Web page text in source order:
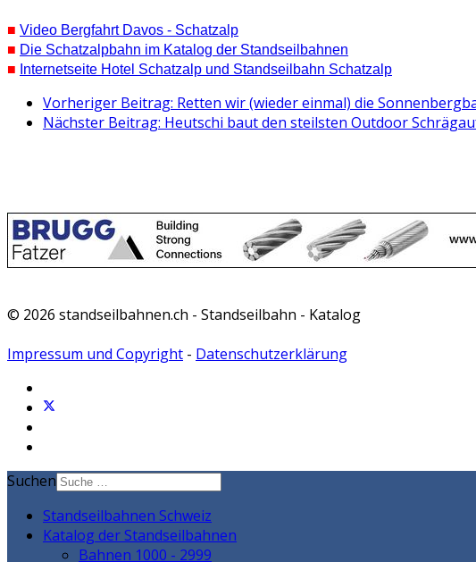
■ Video Bergfahrt Davos - Schatzalp
■ Die Schatzalpbahn im Katalog der Standseilbahnen
■ Internetseite Hotel Schatzalp und Standseilbahn Schatzalp
Vorheriger Beitrag: Retten wir (wieder einmal) die
Nächster Beitrag: Heutschi baut den steilsten Outdoor
© 2026 standseilbahnen.ch - Standseilbahn - Katalog
Impressum und Copyright - Datenschutzerklärung
Suchen
Standseilbahnen Schweiz
Katalog der Standseilbahnen
Bahnen 1000 - 2999